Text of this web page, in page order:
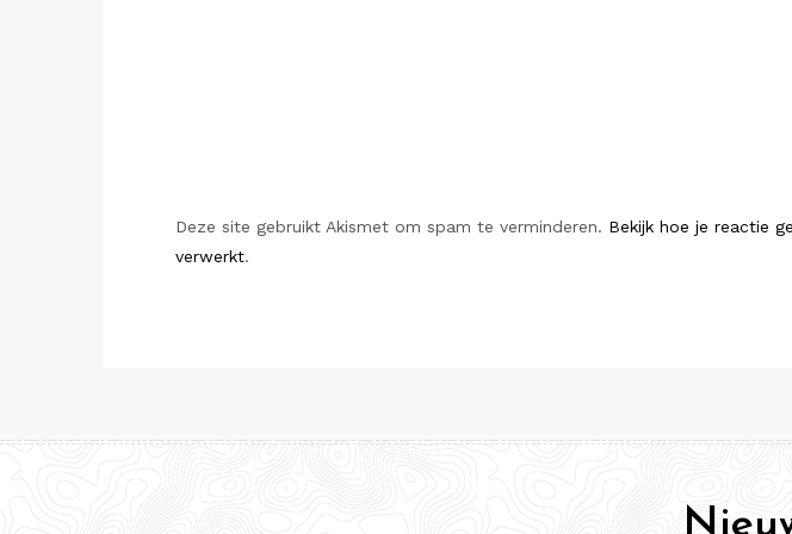
Deze site gebruikt Akismet om spam te verminderen. Bekijk hoe je reactie
verwerkt.